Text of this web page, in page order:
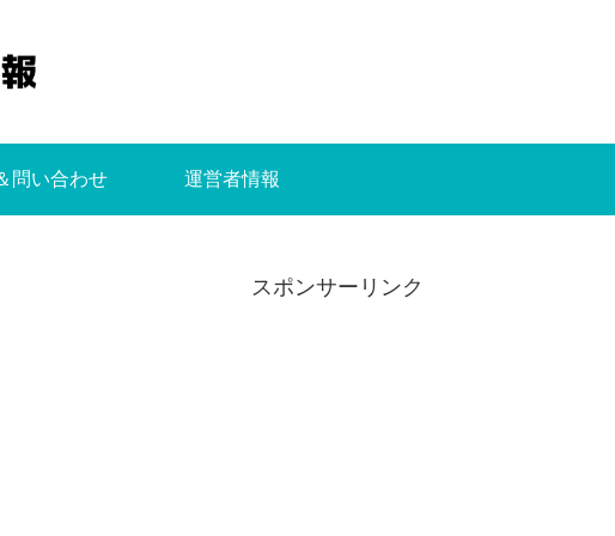
問い合わせ 運営者情報
スポンサーリンク